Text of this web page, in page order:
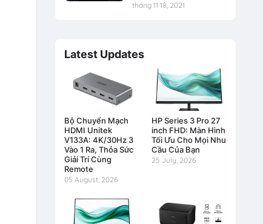
tháng 11 18, 2021
Latest Updates
Bộ Chuyển Mạch
HDMI Unitek
V133A: 4K/30Hz 3
Vào 1 Ra, Thỏa Sức
Giải Trí Cùng
Remote
05 August, 2026
HP Series 3 Pro 27
inch FHD: Màn Hình
Tối Ưu Cho Mọi Nhu
Cầu Của Bạn
25 July, 2026